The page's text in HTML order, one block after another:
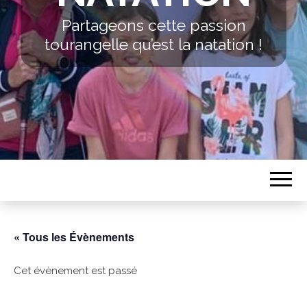
Partageons cette passion
tourangelle qu’est la natation !
« Tous les Évènements
Cet évènement est passé